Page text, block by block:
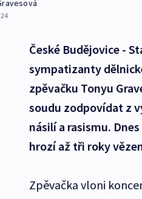
České Budějovice -
sympatizanty
zpěvačku Tonyu
soudu zodpovídat z
násilí a rasismu.
hrozí až tři roky
Zpěvačka vloni